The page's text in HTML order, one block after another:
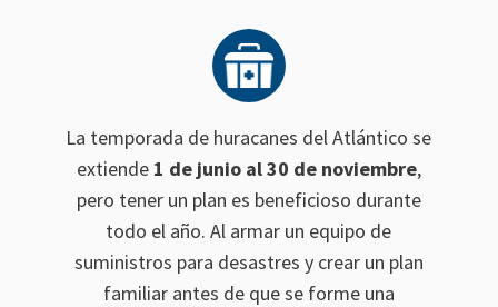
La temporada de huracanes del Atlántico se
extiende 1 de junio al 30 de noviembre,
pero tener un plan es beneficioso durante
todo el año. Al armar un equipo de
suministros para desastres y crear un plan
familiar antes de que se forme una